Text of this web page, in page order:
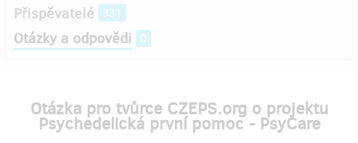
Přispěvatelé 331
Otázky a odpovědi 0
Otázka pro tvůrce CZEPS.org o projektu
Psychedelická první pomoc - PsyCare